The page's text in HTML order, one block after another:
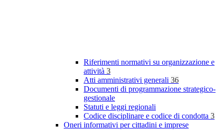
Riferimenti normativi su organizzazione e
attività 3
Atti amministrativi generali 36
Documenti di programmazione strategico-
gestionale
Statuti e leggi regionali
Codice disciplinare e codice di condotta 3
Oneri informativi per cittadini e imprese